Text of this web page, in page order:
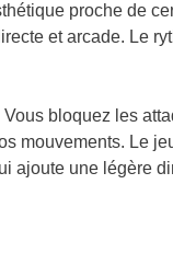
proche de
et arcade. Le
bloquez les
mouvements. Le
ajoute une légère